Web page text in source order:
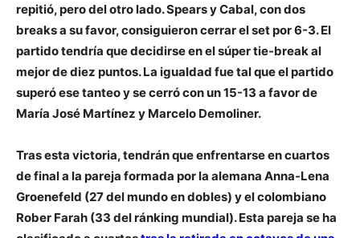
repitió, pero del otro lado. Spears y Cabal, con dos
breaks a su favor, consiguieron cerrar el set por 6-3. El
partido tendría que decidirse en el súper tie-break al
mejor de diez puntos. La igualdad fue tal que el partido
superó ese tanteo y se cerró con un15-13 a favor de
María José Martínez y Marcelo Demoliner.
Tras esta victoria, tendrán que enfrentarse en cuartos
de final a la pareja formada por la alemana Anna-Lena
Groenefeld (27 del mundo en dobles) y el colombiano
Rober Farah (33 del ránking mundial).Esta pareja se ha